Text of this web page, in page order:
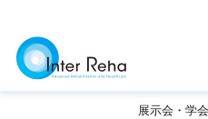
展示会・学会